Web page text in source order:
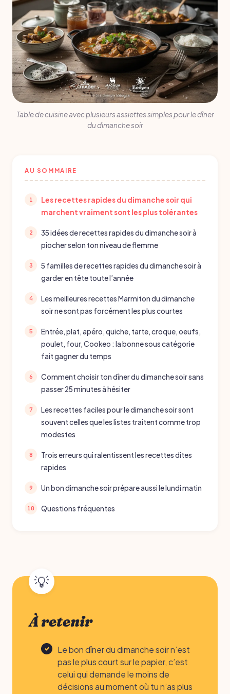
Table de cuisine avec plusieurs assiettes simples pour le dîner
du dimanche soir
AU SOMMAIRE
Les recettes rapides du dimanche soir qui
marchent vraiment sont les plus tolérantes
35 idées de recettes rapides du dimanche soir à
piocher selon ton niveau de flemme
5 familles de recettes rapides du dimanche soir à
garder en tête toute l’année
Les meilleures recettes Marmiton du dimanche
soir ne sont pas forcément les plus courtes
Entrée, plat, apéro, quiche, tarte, croque, oeufs,
poulet, four, Cookeo : la bonne sous catégorie
fait gagner du temps
Comment choisir ton dîner du dimanche soir sans
passer 25 minutes à hésiter
Les recettes faciles pour le dimanche soir sont
souvent celles que les listes traitent comme trop
modestes
Trois erreurs qui ralentissent les recettes dites
rapides
Un bon dimanche soir prépare aussi le lundi matin
Questions fréquentes
À retenir
Le bon dîner du dimanche soir n’est
pas le plus court sur le papier, c’est
celui qui demande le moins de
décisions au moment où tu n’as plus